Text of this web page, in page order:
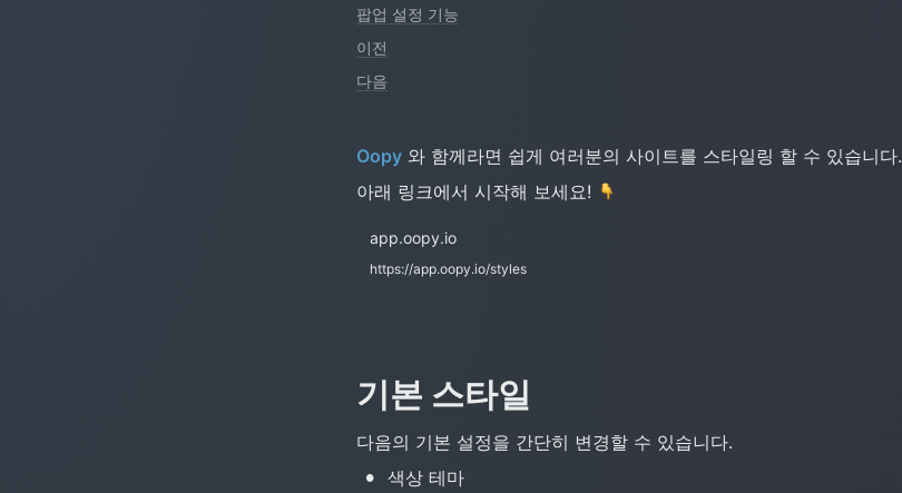
팝업 설정 기능
이전
다음
Oopy 와 함께라면 쉽게 여러분의 사이트를 스타일링 할 수 있습니다.
아래 링크에서 시작해 보세요!
app.oopy.io
https://app.oopy.io/styles
기본 스타일
다음의 기본 설정을 간단히 변경할 수 있습니다.
• 색상 테마